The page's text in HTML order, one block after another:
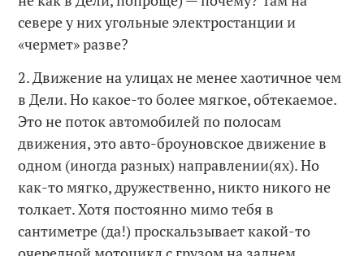
севере у них угольные электростанции и
«чермет» разве?
2. Движение на улицах не менее хаотичное чем
в Дели. Но какое-то более мягкое, обтекаемое.
Это не поток автомобилей по полосам
движения, это авто-броуновское движение в
одном (иногда разных) направлении(ях). Но
как-то мягко, дружественно, никто никого не
толкает. Хотя постоянно мимо тебя в
сантиметре (да!) проскальзывает какой-то